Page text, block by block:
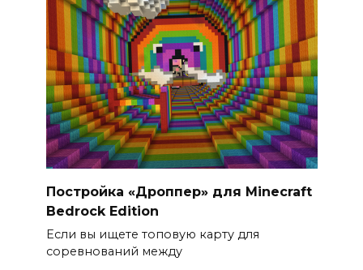
Постройка «Дроппер» для Minecraft
Bedrock Edition
Если вы ищете топовую карту для
соревнований между